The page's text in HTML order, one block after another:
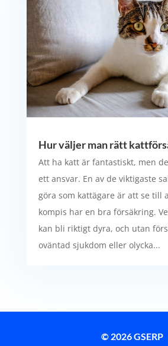
Hur väljer man rätt
Att ha katt är fantastiskt, men
ett ansvar. En av de viktigaste
göra som kattägare är att se till
kompis har en bra försäkring.
kan bli riktigt dyra, och utan
oväntad sjukdom eller olycka...
© 2026 GSERP